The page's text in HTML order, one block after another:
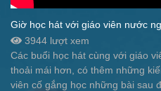
Giờ học hát với giáo viên nước
3944 lượt xem
Các buổi học hát cùng với giáo
thoải mái hơn, có thêm những
viên cố gắng học những bài sau